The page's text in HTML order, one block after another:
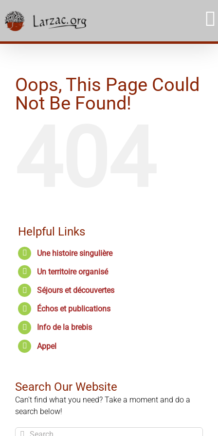
to
content
Oops, This Page Could
Not Be Found!
Helpful Links
Une histoire singulière
Un territoire organisé
Séjours et découvertes
Échos et publications
Info de la brebis
Appel
Search Our Website
Can't find what you need? Take a moment and do a
search below!
Search